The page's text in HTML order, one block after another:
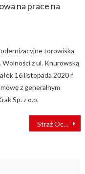
na prace na
torowiska
z ul. Knurowską
16 listopada 2020 r.
z generalnym
Sp. z o.o.
Straż Ochrony Kolei wspiera Straż Graniczną